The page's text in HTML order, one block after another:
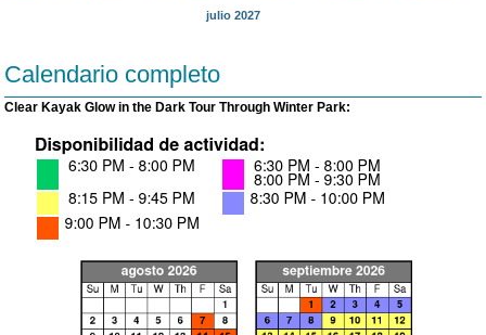
julio 2027
Calendario completo
Clear Kayak Glow in the Dark Tour Through Winter Park: